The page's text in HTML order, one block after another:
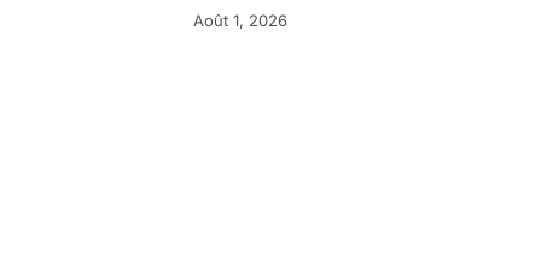
Août 1, 2026